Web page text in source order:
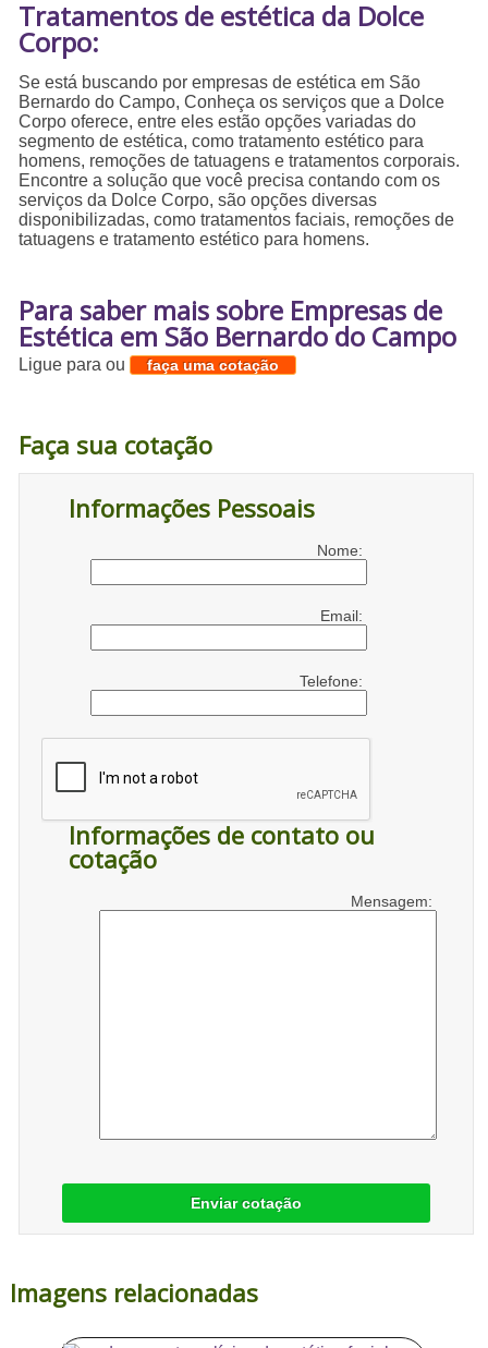
Tratamentos de estética da Dolce
Corpo:
Se está buscando por empresas de estética em São
Bernardo do Campo, Conheça os serviços que a Dolce
Corpo oferece, entre eles estão opções variadas do
segmento de estética, como tratamento estético para
homens, remoções de tatuagens e tratamentos corporais.
Encontre a solução que você precisa contando com os
serviços da Dolce Corpo, são opções diversas
disponibilizadas, como tratamentos faciais, remoções de
tatuagens e tratamento estético para homens.
Para saber mais sobre Empresas de
Estética em São Bernardo do Campo
Ligue paraou faça uma cotação
Faça sua cotação
Informações Pessoais
Nome:
Email:
Telefone:
Informações de contato ou
cotação
Mensagem:
Enviar cotação
Imagens relacionadas